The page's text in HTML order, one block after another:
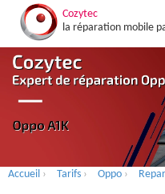
Cozytec
la réparation mobile
Accueil › Tarifs › Oppo ›